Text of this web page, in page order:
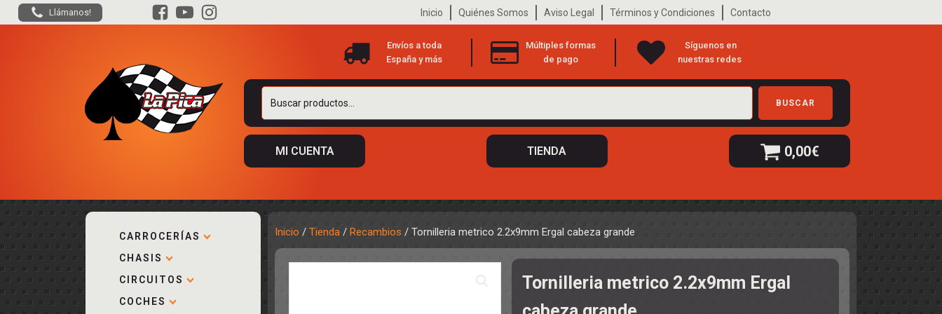
Llámanos! Inicio Quiénes Somos Aviso Legal Términos y Condiciones Contacto
Envíos a toda
España y más
Múltiples formas
de pago
Síguenos en
nuestras redes
Buscar
BUSCAR
MI CUENTA TIENDA 0,00€
CARROCERÍAS
CHASIS
CIRCUITOS
COCHES
Inicio / Tienda / Recambios / Tornilleria metrico 2.2x9mm Ergal cabeza grande
Tornilleria metrico 2.2x9mm Ergal